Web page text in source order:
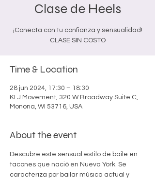
Clase de Heels
¡Conecta con tu confianza y sensualidad!
CLASE SIN COSTO
Time & Location
28 jun 2024, 17:30 – 18:30
KLJ Movement, 320 W Broadway Suite C,
Monona, WI 53716, USA
About the event
Descubre este sensual estilo de baile en
tacones que nació en Nueva York. Se
caracteriza por bailar música actual y